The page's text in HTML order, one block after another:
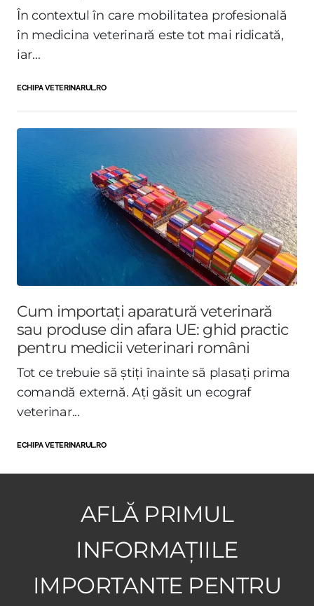
În contextul în care mobilitatea profesională
în medicina veterinară este tot mai ridicată,
iar...
ECHIPA VETERINARUL.RO
Cum importați aparatură veterinară
sau produse din afara UE: ghid practic
pentru medicii veterinari români
Tot ce trebuie să știți înainte să plasați prima
comandă externă. Ați găsit un ecograf
veterinar...
ECHIPA VETERINARUL.RO
AFLĂ PRIMUL
INFORMAȚIILE
IMPORTANTE PENTRU